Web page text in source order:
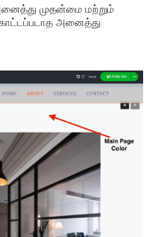
முதன்மை மற்றும்
அனைத்து